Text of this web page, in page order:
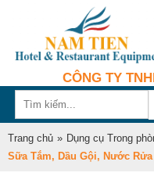
CÔNG TY
Trang chủ » Dụng cụ Trong
Sữa Tắm, Dầu Gội, Nước